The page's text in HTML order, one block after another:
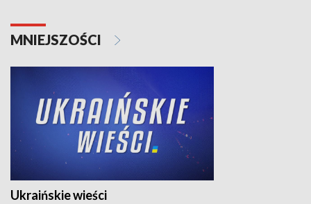
MNIEJSZOŚCI
Ukraińskie wieści